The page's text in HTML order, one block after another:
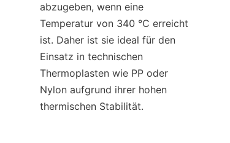
abzugeben, wenn eine
Temperatur von 340 °C erreicht
ist. Daher ist sie ideal für den
Einsatz in technischen
Thermoplasten wie PP oder
Nylon aufgrund ihrer hohen
thermischen Stabilität.